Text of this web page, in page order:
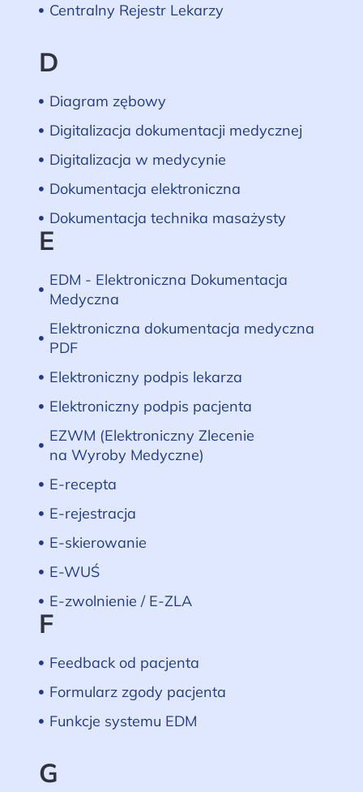
Centralny Rejestr Lekarzy
D
Diagram zębowy
Digitalizacja dokumentacji medycznej
Digitalizacja w medycynie
Dokumentacja elektroniczna
Dokumentacja technika masażysty
E
EDM - Elektroniczna Dokumentacja
Medyczna
Elektroniczna dokumentacja medyczna
PDF
Elektroniczny podpis lekarza
Elektroniczny podpis pacjenta
EZWM (Elektroniczny Zlecenie
na Wyroby Medyczne)
E-recepta
E-rejestracja
E-skierowanie
E-WUŚ
E-zwolnienie / E-ZLA
F
Feedback od pacjenta
Formularz zgody pacjenta
Funkcje systemu EDM
G